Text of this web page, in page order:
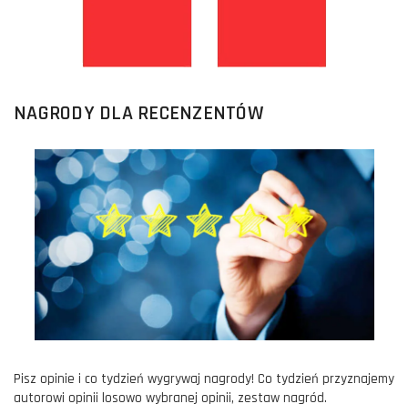
NAGRODY DLA RECENZENTÓW
Pisz opinie i co tydzień wygrywaj nagrody! Co tydzień przyznajemy
autorowi opinii losowo wybranej opinii, zestaw nagród.